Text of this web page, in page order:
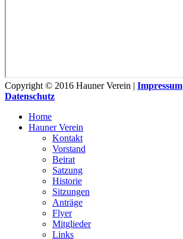
Copyright © 2016 Hauner Verein | Impressum
Datenschutz
Home
Hauner Verein
Kontakt
Vorstand
Beirat
Satzung
Historie
Sitzungen
Anträge
Flyer
Mitglieder
Links